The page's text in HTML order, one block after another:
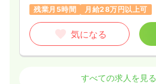
残業月5時間
月給28万円以上可
気になる
介護・福祉系正・准看護師
すべての求人を見る